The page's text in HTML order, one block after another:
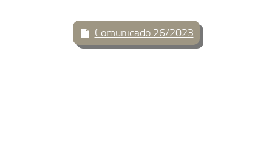
Comunicado 26/2023